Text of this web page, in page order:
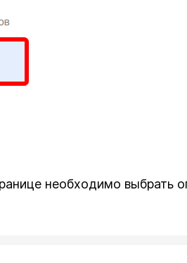
необходимо выбрать